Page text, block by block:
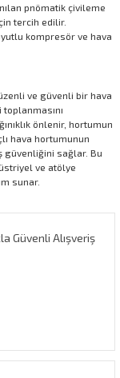
pnömatik çivileme
tercih edilir.
kompresör ve hava
ve güvenli bir hava
önlenir, hortumun
hava hortumunun
güvenliğini sağlar. Bu
ve atölye
sunar.
Güvenli Alışveriş